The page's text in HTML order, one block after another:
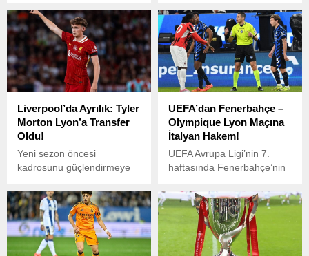
adım atarak Midtjylland
kulübünün yönetim kuruluna
katıldığını açıkladı.
Paul Onuachu'nun sahalara
dönüş tarihi uzayabilir.
Liverpool’da Ayrılık: Tyler
Morton Lyon’a Transfer
Oldu!
Yeni sezon öncesi
kadrosunu güçlendirmeye
ekibi Lyon, Premier
League’den önemli bir
takviye yaptı.
UEFA’dan Fenerbahçe –
Olympique Lyon Maçına
İtalyan Hakem!
UEFA Avrupa Ligi’nin 7.
haftasında Fenerbahçe’nin
Fransız ekibi Olympique
Lyon’u konuk edeceği maç,
İtalyan hakem Simone
Sozza tarafından
yönetilecek.